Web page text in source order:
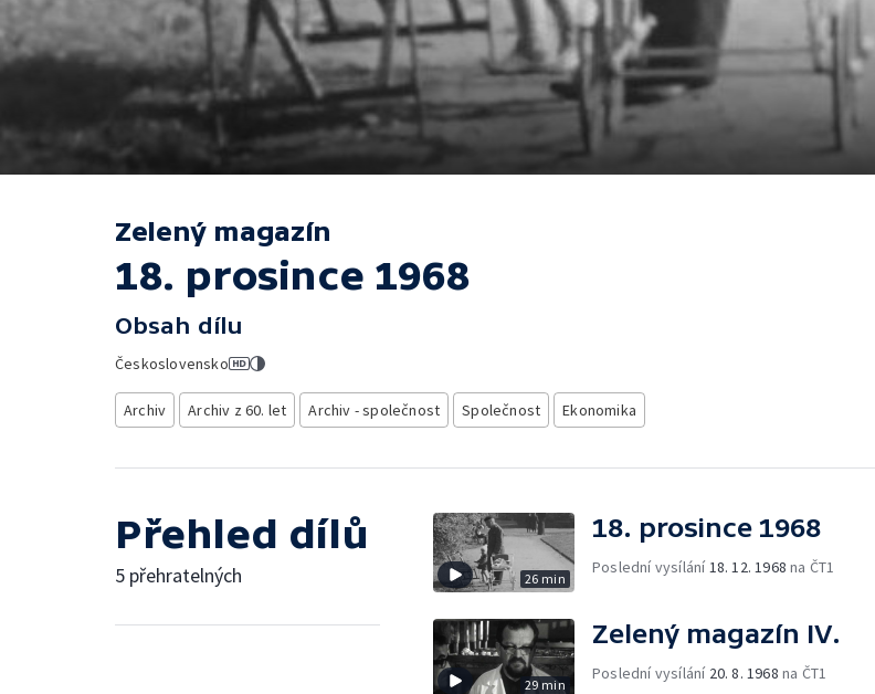
Zelený magazín
18. prosince 1968
Obsah dílu
Československo
Archiv Archiv z 60. let Archiv - společnost Společnost Ekonomika
Přehled dílů
5 přehratelných 26 min
18. prosince 1968
Poslední vysílání18. 12. 1968 na ČT1
29 min
Zelený magazín IV.
Poslední vysílání 20. 8. 1968 na ČT1